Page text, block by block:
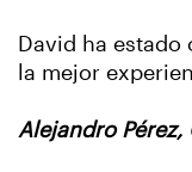
David ha
la mejor
Alejandro Pérez,